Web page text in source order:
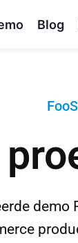
Blog
demo